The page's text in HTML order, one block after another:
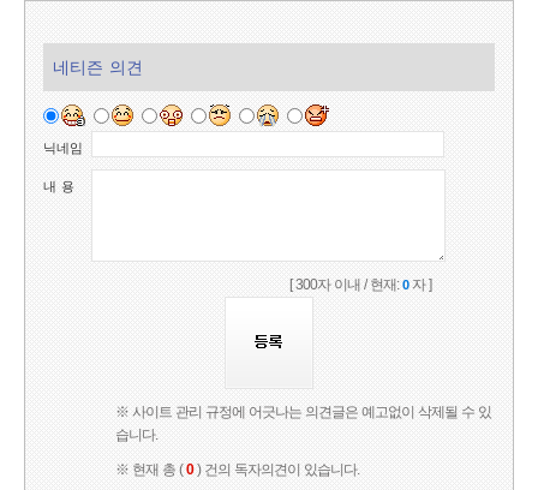
네티즌 의견
닉네임
내 용
[ 300자 이내 / 현재:0자 ]
※ 사이트 관리 규정에 어긋나는 의견글은 예고없이 삭제될 수 있
습니다.
※ 현재 총 (0) 건의 독자의견이 있습니다.